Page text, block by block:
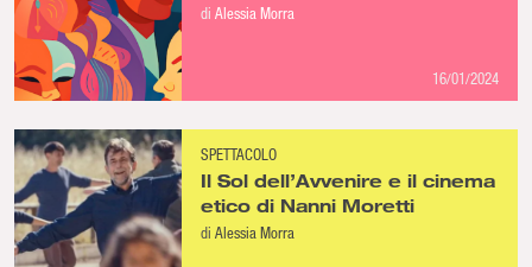
diAlessia Morra
16/01/2024
SPETTACOLO
Il Sol dell’Avvenire e il cinema
etico di Nanni Moretti
diAlessia Morra